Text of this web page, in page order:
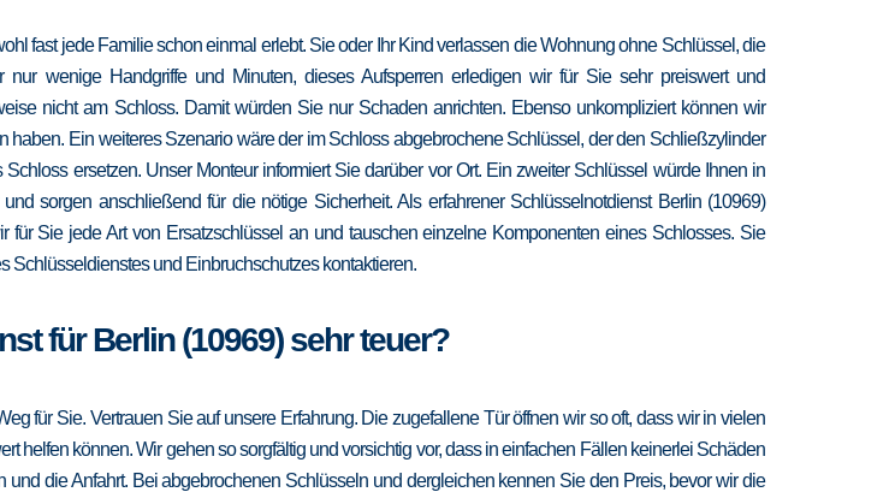
fast jede Familie schon einmal erlebt. Sie oder Ihr Kind verlassen die Wohnung ohne Schlüssel, die
wenige Handgriffe und Minuten, dieses Aufsperren erledigen wir für Sie sehr preiswert und
nicht am Schloss. Damit würden Sie nur Schaden anrichten. Ebenso unkompliziert können wir
Ein weiteres Szenario wäre der im Schloss abgebrochene Schlüssel, der den Schließzylinder
ersetzen. Unser Monteur informiert Sie darüber vor Ort. Ein zweiter Schlüssel würde Ihnen in
sorgen anschließend für die nötige Sicherheit. Als erfahrener Schlüsselnotdienst Berlin (10969)
Sie jede Art von Ersatzschlüssel an und tauschen einzelne Komponenten eines Schlosses. Sie
Schlüsseldienstes und Einbruchschutzes kontaktieren.
für Berlin (10969) sehr teuer?
für Sie. Vertrauen Sie auf unsere Erfahrung. Die zugefallene Tür öffnen wir so oft, dass wir in vielen
helfen können. Wir gehen so sorgfältig und vorsichtig vor, dass in einfachen Fällen keinerlei Schäden
die Anfahrt. Bei abgebrochenen Schlüsseln und dergleichen kennen Sie den Preis, bevor wir die